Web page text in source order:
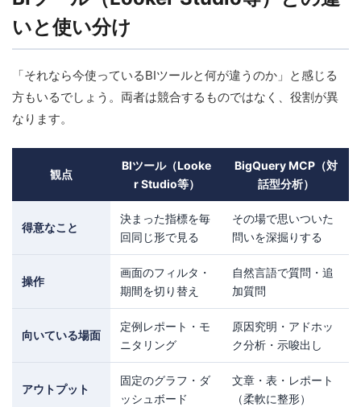
いと使い分け
「それなら今使っているBIツールと何が違うのか」と感じる
方もいるでしょう。両者は競合するものではなく、役割が異
なります。
観点
BIツール（Looke
r Studio等）
BigQuery MCP（対
話型分析）
得意なこと
決まった指標を毎
回同じ形で見る
その場で思いついた
問いを深掘りする
操作
画面のフィルタ・
期間を切り替え
自然言語で質問・追
加質問
向いている場面
定例レポート・モ
ニタリング
原因究明・アドホッ
ク分析・示唆出し
アウトプット
固定のグラフ・ダ
ッシュボード
文章・表・レポート
（柔軟に整形）